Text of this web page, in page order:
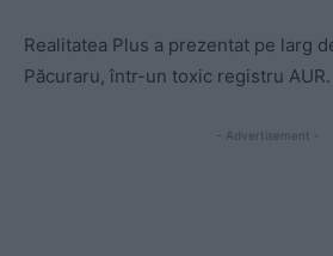
Realitatea Plus a prezentat pe larg
Păcuraru, într-un toxic registru AUR.
- Advertisement -